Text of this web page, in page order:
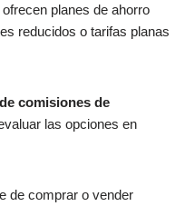
ofrecen planes de ahorro
reducidos o tarifas planas
comisiones de
las opciones en
de comprar o vender